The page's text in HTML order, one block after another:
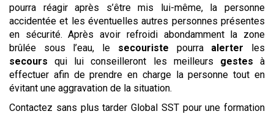
pourra réagir après s’être mis lui-même, la personne
accidentée et les éventuelles autres personnes présentes
en sécurité. Après avoir refroidi abondamment la zone
brûlée sous l’eau, le secouriste pourra alerter les
secours qui lui conseilleront les meilleurs gestes à
effectuer afin de prendre en charge la personne tout en
évitant une aggravation de la situation.
Contactez sans plus tarder Global SST pour une formation